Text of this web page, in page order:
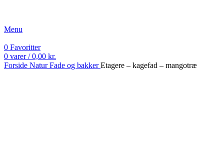
Menu
0 Favoritter
0 varer / 0,00 kr.
Forside NaturFade og bakkerEtagere – kagefad – mangotræ